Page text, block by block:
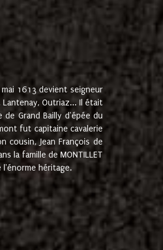
1613 devient seigneur
Lantenay, Outriaz... Il était
Grand Bailly d'épée du
fut capitaine cavalerie
Jean François de
la famille de MONTILLET
l'énorme héritage.